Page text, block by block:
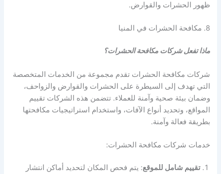
ظهور الحشرات والقوارض.
8. مكافحة الحشرات في المنيا
ماذا تفعل شركات مكافحة الحشرات؟
شركات مكافحة الحشرات تقدم مجموعة من الخدمات المتخصصة
التي تهدف إلى السيطرة على الحشرات والقوارض والزواحف،
وضمان بيئة صحية وآمنة للعملاء. تتضمن هذه الشركات تقييم
المواقع، وتحديد أنواع الآفات، واستخدام استراتيجيات مكافحتها
بطريقة فعالة وآمنة.
خدمات شركات مكافحة الحشرات:
تقييم شامل للموقع: يتم فحص المكان لتحديد أماكن انتشار